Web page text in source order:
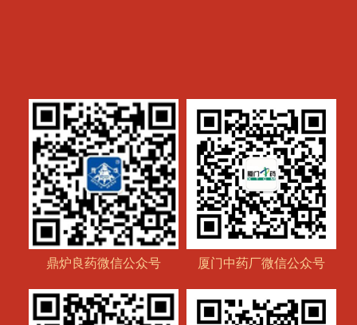
鼎炉良药微信公众号 厦门中药厂微信公众号